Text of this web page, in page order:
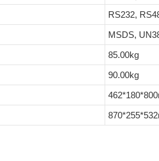
RS232,
MSDS,
85.00kg
90.00kg